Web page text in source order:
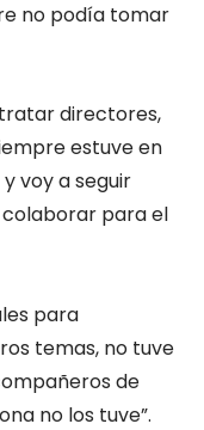
no podía tomar
directores,
estuve en
voy a seguir
colaborar para el
para
temas, no tuve
de
no los tuve”.